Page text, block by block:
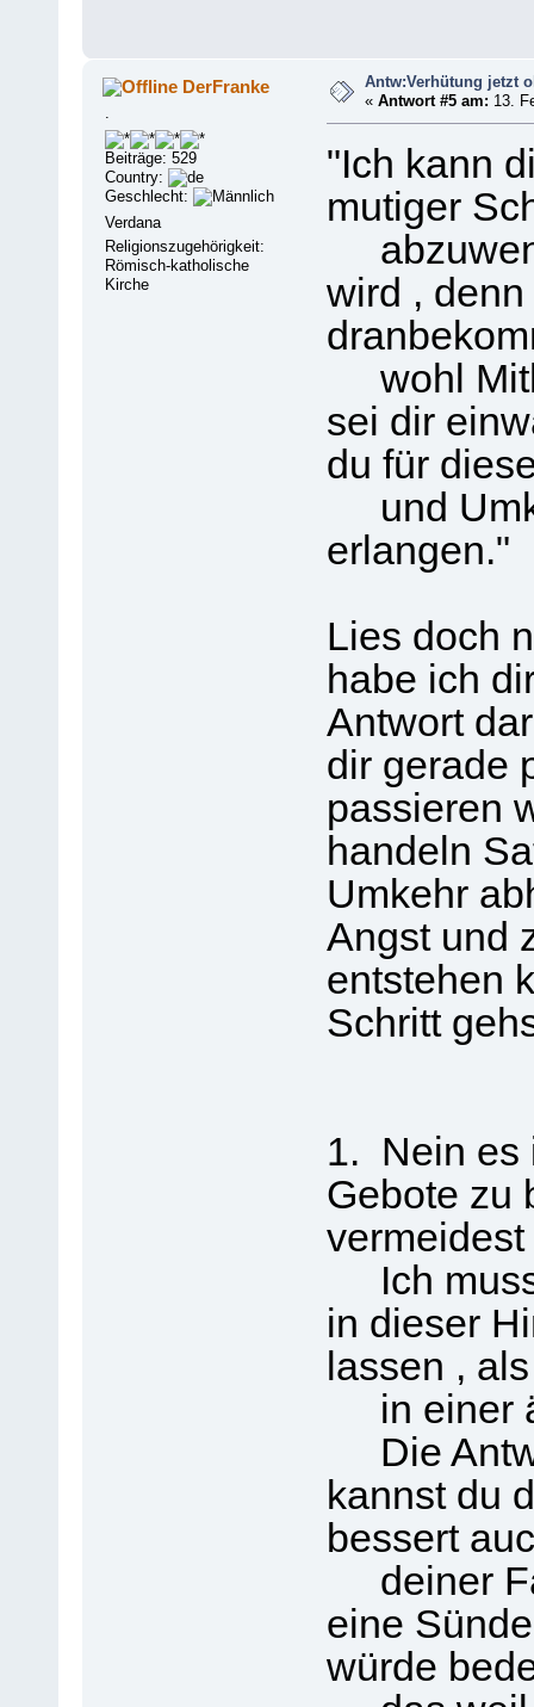
DerFranke
Beiträge: 529
Country:
Geschlecht:
Verdana
Religionszugehörigkeit:
Römisch-katholische
Kirche
Antw:Verhütung jetzt
«Antwort #5 am: 13.
"Ich kann
mutiger
wird ,
wohl
sei dir
du für
und
erlangen."
Lies doch
habe ich
Antwort
dir gerade
passieren
handeln
Umkehr
Angst und
entstehen
Schritt
1. Nein es
Gebote zu
Ich
in dieser
lassen ,
in einer
Die
kannst du
bessert
deiner
eine
würde